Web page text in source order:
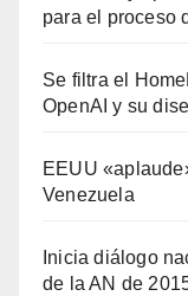
para el proceso
Se filtra el
OpenAI y su
EEUU
Venezuela
Inicia diálogo
de la AN de